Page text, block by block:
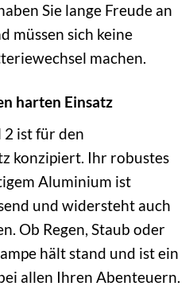
Sie lange Freude an
müssen sich keine
machen.
harten Einsatz
2 ist für den
konzipiert. Ihr robustes
Aluminium ist
und widersteht auch
Ob Regen, Staub oder
hält stand und ist ein
allen Ihren Abenteuern.